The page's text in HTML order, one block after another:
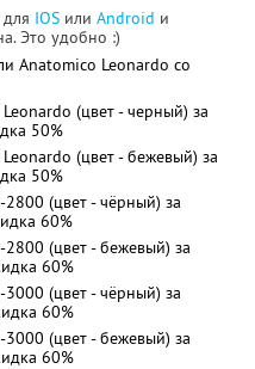
IOS или Android и
Это удобно :)
Anatomico Leonardo со
(цвет - черный) за
50%
(цвет - бежевый) за
50%
(цвет - чёрный) за
60%
(цвет - бежевый) за
60%
(цвет - чёрный) за
60%
(цвет - бежевый) за
60%